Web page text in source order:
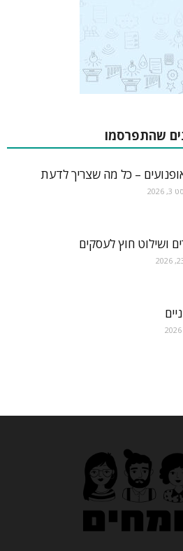
שהתפרסמו
– כל מה שצריך לדעת
ושילוט חוץ לעסקים